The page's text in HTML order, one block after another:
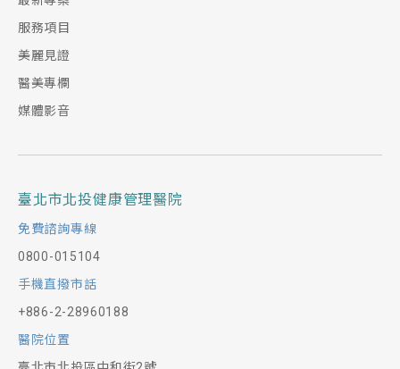
服務項目
美麗見證
醫美專欄
媒體影音
臺北市北投健康管理醫院
免費諮詢專線
0800-015104
手機直撥市話
+886-2-28960188
醫院位置